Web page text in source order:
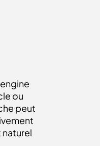
ou
peut